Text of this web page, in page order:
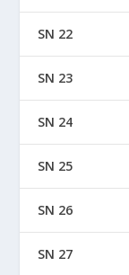
SN 22
SN 23
SN 24
SN 25
SN 26
SN 27